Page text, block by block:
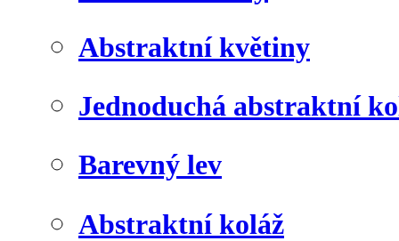
Abstraktní květiny
Jednoduchá abstraktní
Barevný lev
Abstraktní koláž